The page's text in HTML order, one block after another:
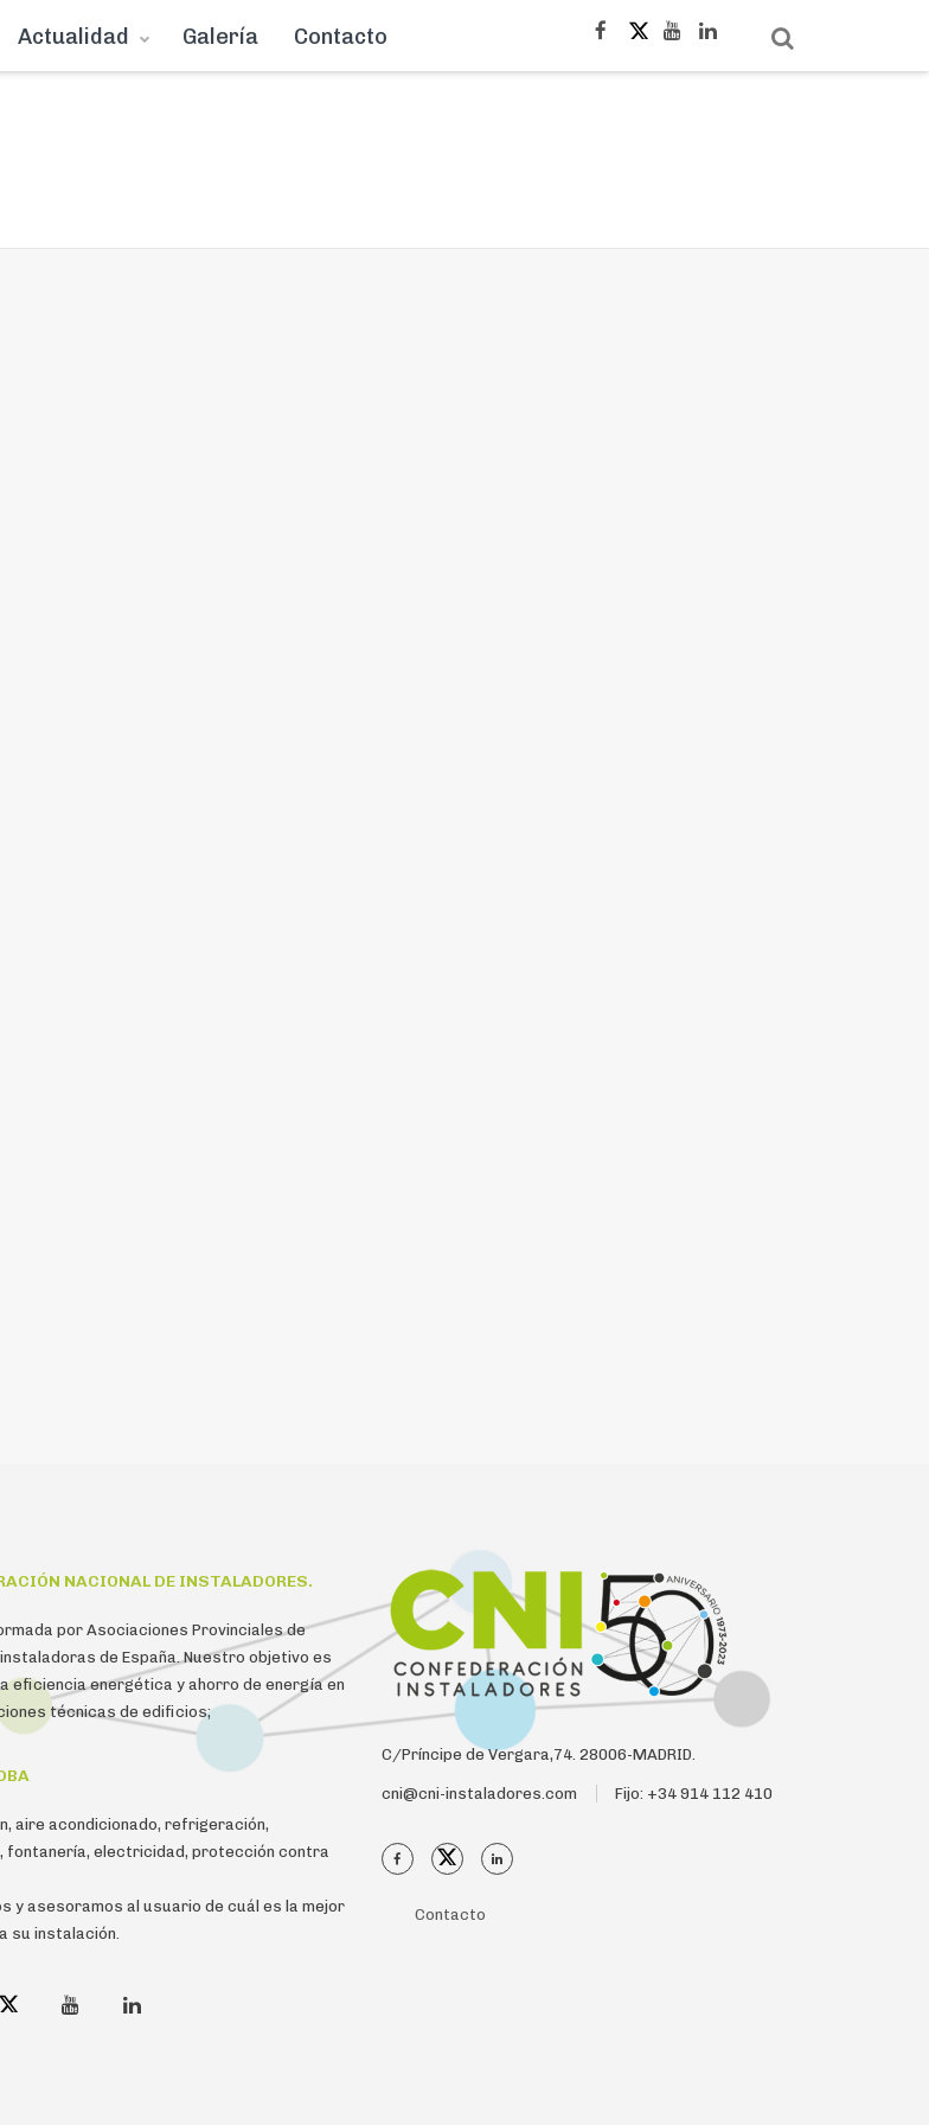
Actualidad Galería Contacto
NACIONAL DE INSTALADORES.
por Asociaciones Provinciales de
de España. Nuestro objetivo es
eficiencia energética y ahorro de energía en
técnicas de edificios;
aire acondicionado, refrigeración,
fontanería, electricidad, protección contra
y asesoramos al usuario de cuál es la mejor
su instalación.
C/Príncipe de Vergara,74. 28006-MADRID.
cni@cni-instaladores.com Fijo: +34 914 112 410
Contacto